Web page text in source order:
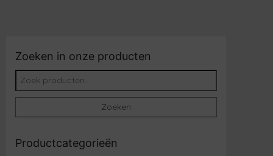
Zoeken in onze producten
Zoeken naar:
Zoeken
Productcategorieën